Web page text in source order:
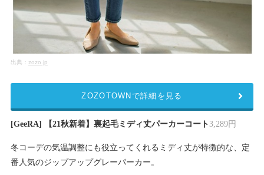
出典： zozo.jp
[GeeRA] 【21秋新着】裏起毛ミディ丈パーカーコート3,289円
冬コーデの気温調整にも役立ってくれるミディ丈が特徴的な、定
番人気のジップアップグレーパーカー。
ZOZOTOWNで詳細を見る